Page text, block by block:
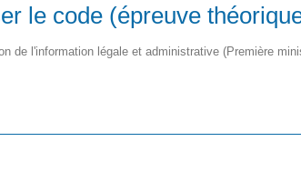
le code (épreuve
de l'information légale et administrative (Première